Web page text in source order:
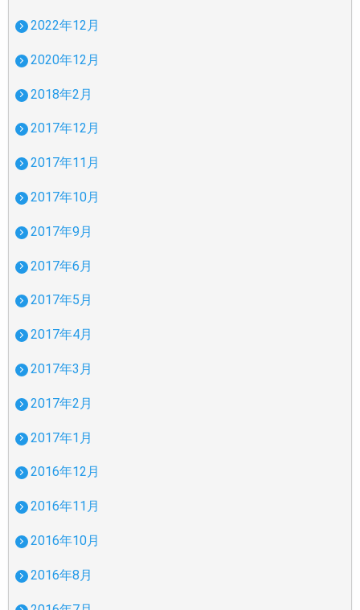
2022年12月
2020年12月
2018年2月
2017年12月
2017年11月
2017年10月
2017年9月
2017年6月
2017年5月
2017年4月
2017年3月
2017年2月
2017年1月
2016年12月
2016年11月
2016年10月
2016年8月